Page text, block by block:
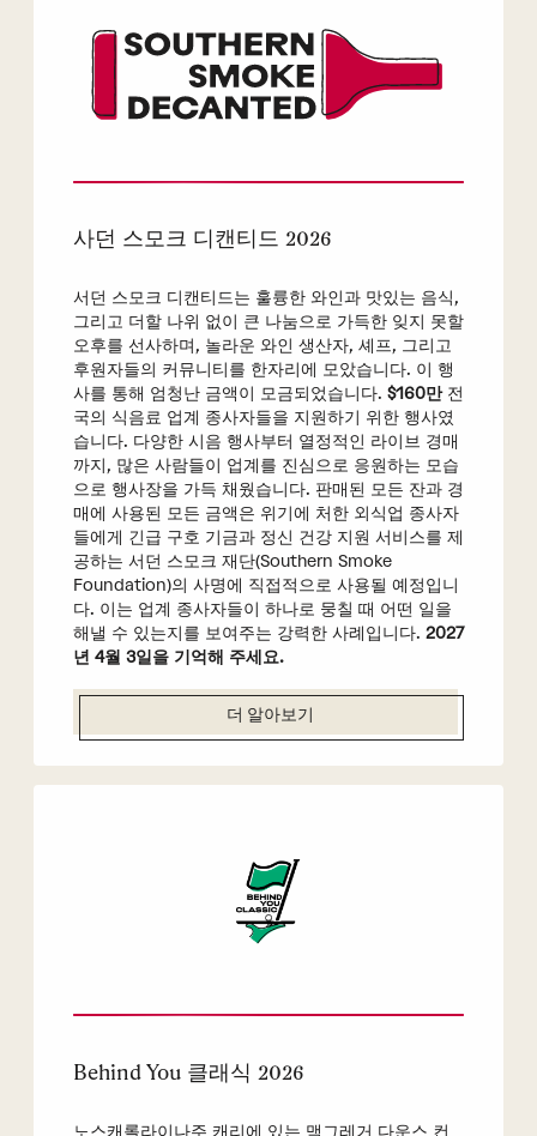
사던 스모크 디캔티드 2026
서던 스모크 디캔티드는 훌륭한 와인과 맛있는 음식,
그리고 더할 나위 없이 큰 나눔으로 가득한 잊지 못할
오후를 선사하며, 놀라운 와인 생산자, 셰프, 그리고
후원자들의 커뮤니티를 한자리에 모았습니다. 이 행
사를 통해 엄청난 금액이 모금되었습니다. $160만전
국의 식음료 업계 종사자들을 지원하기 위한 행사였
습니다. 다양한 시음 행사부터 열정적인 라이브 경매
까지, 많은 사람들이 업계를 진심으로 응원하는 모습
으로 행사장을 가득 채웠습니다. 판매된 모든 잔과 경
매에 사용된 모든 금액은 위기에 처한 외식업 종사자
들에게 긴급 구호 기금과 정신 건강 지원 서비스를 제
공하는 서던 스모크 재단(Southern Smoke
Foundation)의 사명에 직접적으로 사용될 예정입니
다. 이는 업계 종사자들이 하나로 뭉칠 때 어떤 일을
해낼 수 있는지를 보여주는 강력한 사례입니다. 2027
년 4월 3일을 기억해 주세요.
더 알아보기
Behind You 클래식 2026
노스캐롤라이나주 캐리에 있는 맥그레거 다운스 컨